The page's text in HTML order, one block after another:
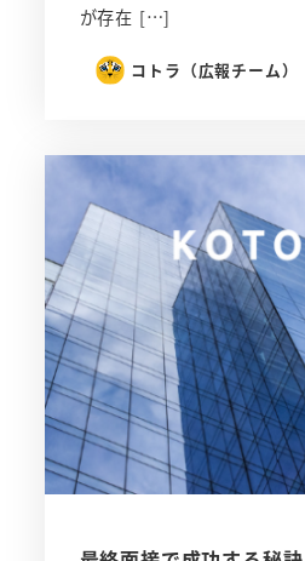
が存在 […]
コトラ（広報チーム）